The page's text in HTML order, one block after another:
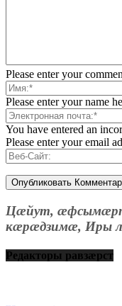
Please enter your
Please enter your name
You have entered an
Please enter your email
Цæйут,
кæрæдзимæ, Иры
Редакторы равзæрст